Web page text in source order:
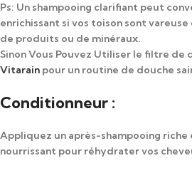
Ps: Un shampooing clarifiant peut
enrichissant si vos toison sont vareuse
de produits ou de minéraux.
Sinon Vous Pouvez Utiliser le filtre de
Vitarain pour un routine de douche
Conditionneur :
Appliquez un après-shampooing riche
nourrissant pour réhydrater vos